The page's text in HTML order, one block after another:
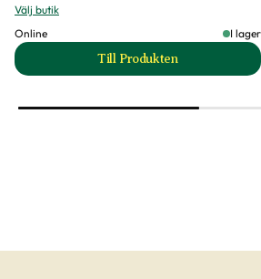
Välj butik
Online
I lager
Till Produkten
till Krusbär 'Invicta'